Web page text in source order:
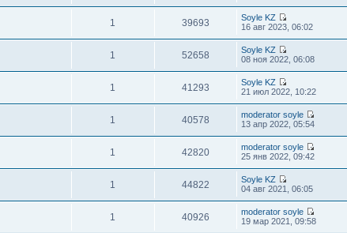
1 39693
Soyle KZ
16 авг 2023, 06:02
1 52658
Soyle KZ
08 ноя 2022, 06:08
1 41293
Soyle KZ
21 июл 2022, 10:22
1 40578
moderator soyle
13 апр 2022, 05:54
1 42820
moderator soyle
25 янв 2022, 09:42
1 44822
Soyle KZ
04 авг 2021, 06:05
1 40926
moderator soyle
19 мар 2021, 09:58